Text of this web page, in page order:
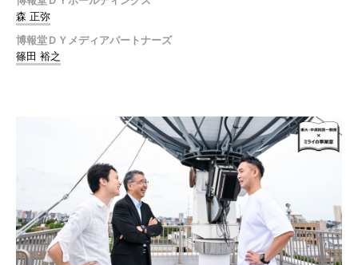
森 正弥
博報堂ＤＹメディアパートナーズ
篠田 裕之